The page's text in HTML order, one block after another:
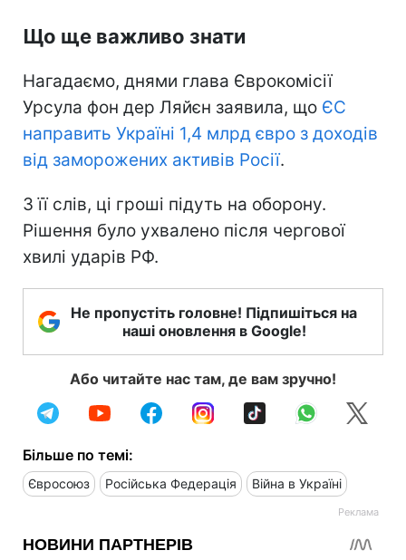
Що ще важливо знати
Нагадаємо, днями глава Єврокомісії
Урсула фон дер Ляйєн заявила, що ЄС
направить Україні 1,4 млрд євро з доходів
від заморожених активів Росії.
З її слів, ці гроші підуть на оборону.
Рішення було ухвалено після чергової
хвилі ударів РФ.
Не пропустіть головне! Підпишіться на
наші оновлення в Google!
Або читайте нас там, де вам зручно!
Більше по темі:
Євросоюз Російська Федерація Війна в Україні